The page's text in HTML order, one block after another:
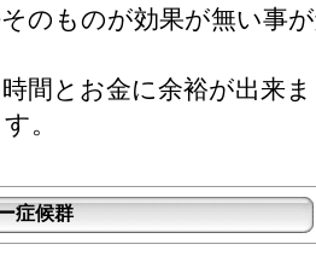
のものが効果が無い事
間とお金に余裕が出来
。
症候群